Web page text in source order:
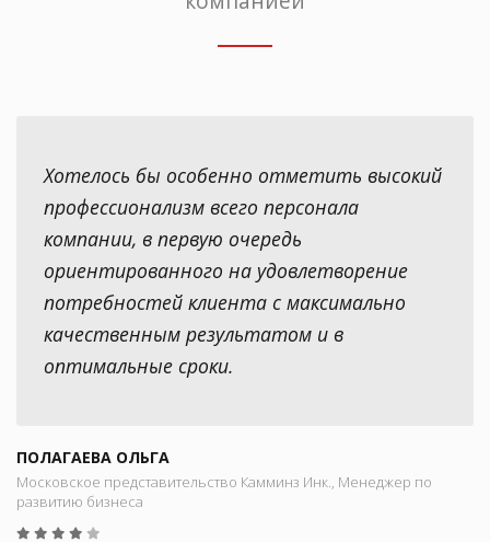
Хотелось бы особенно отметить высокий
профессионализм всего персонала
компании, в первую очередь
ориентированного на удовлетворение
потребностей клиента с максимально
качественным результатом и в
оптимальные сроки.
ПОЛАГАЕВА ОЛЬГА
Московское представительство Камминз Инк., Менеджер по
развитию бизнеса